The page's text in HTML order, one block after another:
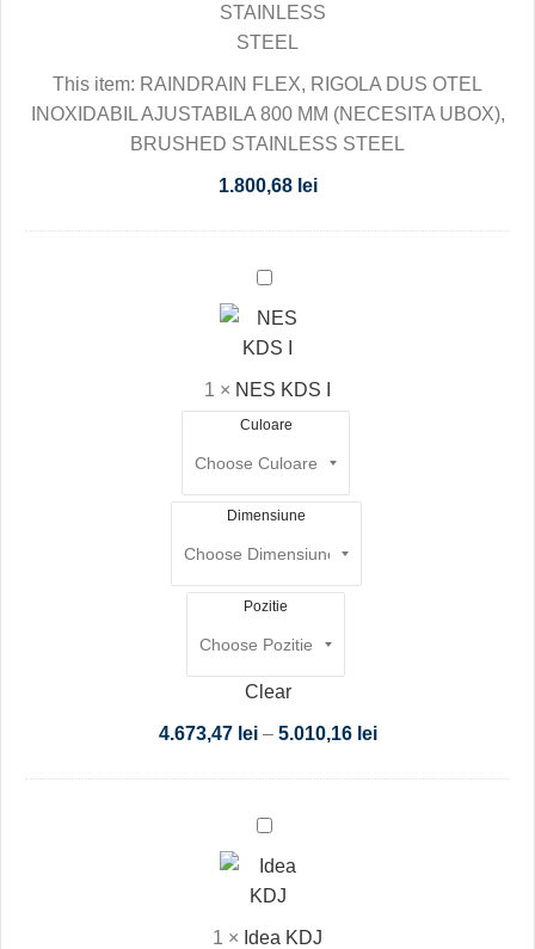
STEEL
This item: RAINDRAIN FLEX, RIGOLA DUS OTEL
INOXIDABIL AJUSTABILA 800 MM (NECESITA UBOX),
BRUSHED STAINLESS STEEL
1.800,68 lei
NES
KDS
I
1 × NES KDS I
Culoare
Dimensiune
Pozitie
Clear
4.673,47 lei – 5.010,16 lei
Idea
KDJ
1 × Idea KDJ